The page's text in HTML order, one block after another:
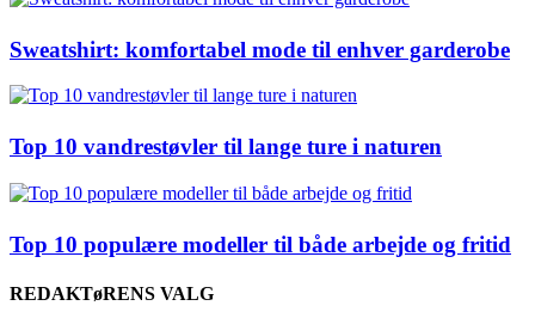
Sweatshirt: komfortabel mode til enhver garderobe
Top 10 vandrestøvler til lange ture i naturen
Top 10 populære modeller til både arbejde og fritid
REDAKTøRENS VALG